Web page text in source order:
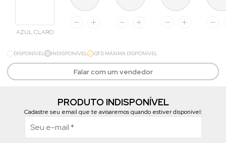
AZUL CLARO
DISPONÍVEL INDISPONÍVEL QTD MÁXIMA DISPONÍVEL
Falar com um vendedor
PRODUTO INDISPONÍVEL
Cadastre seu email que te avisaremos quando estiver disponível: